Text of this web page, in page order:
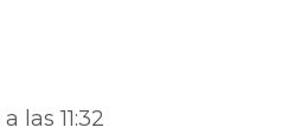
las 11:32